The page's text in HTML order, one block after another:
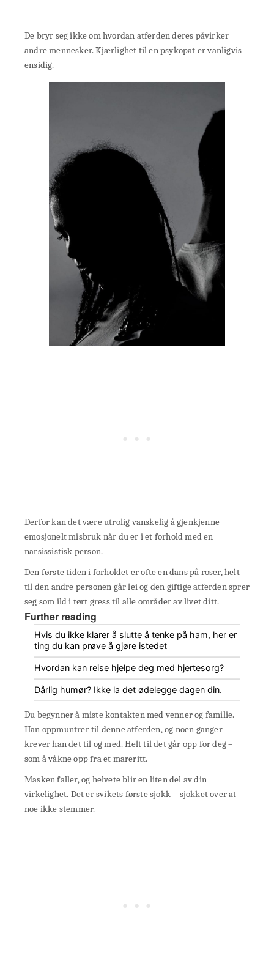
De bryr seg ikke om hvordan atferden deres påvirker
andre mennesker. Kjærlighet til en psykopat er vanligvis
ensidig.
Derfor kan det være utrolig vanskelig å gjenkjenne
emosjonelt misbruk når du er i et forhold med en
narsissistisk person.
Den første tiden i forholdet er ofte en dans på roser, helt
til den andre personen går lei og den giftige atferden sprer
seg som ild i tørt gress til alle områder av livet ditt.
Further reading
Hvis du ikke klarer å slutte å tenke på ham, her er
ting du kan prøve å gjøre istedet
Hvordan kan reise hjelpe deg med hjertesorg?
Dårlig humør? Ikke la det ødelegge dagen din.
Du begynner å miste kontakten med venner og familie.
Han oppmuntrer til denne atferden, og noen ganger
krever han det til og med. Helt til det går opp for deg –
som å våkne opp fra et mareritt.
Masken faller, og helvete blir en liten del av din
virkelighet. Det er svikets første sjokk – sjokket over at
noe ikke stemmer.